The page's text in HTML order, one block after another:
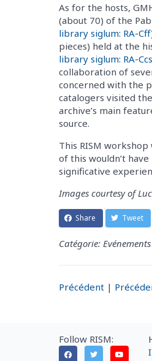
As for the hosts,
(about 70) of the
library siglum: RA-Cff
pieces) held at the
library siglum: RA-
collaboration of
concerned with the
catalogers visited
archive’s main
source.
This RISM
of this wouldn’t
significative
Images courtesy of
Share Tweet
Catégorie: Evénements
Précédent |
Follow RISM: